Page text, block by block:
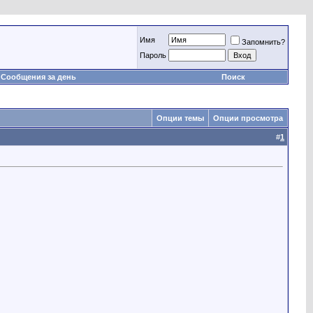
Имя
Запомнить?
Пароль
Сообщения за день Поиск
Опции темы Опции просмотра
#1